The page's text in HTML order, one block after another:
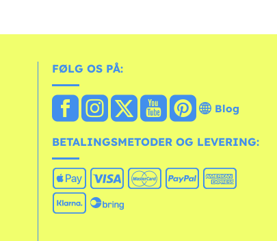
FØLG OS PÅ:
Blog
BETALINGSMETODER OG LEVERING: